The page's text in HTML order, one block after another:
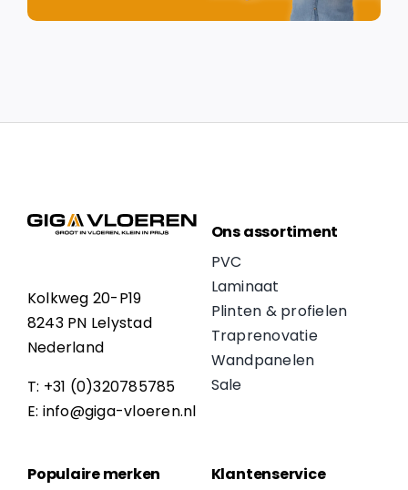
Kolkweg 20-P19
8243 PN Lelystad
Nederland
T: +31 (0)320785785
E: info@giga-vloeren.nl
Ons assortiment
PVC
Laminaat
Plinten & profielen
Traprenovatie
Wandpanelen
Sale
Populaire merken
Klantenservice